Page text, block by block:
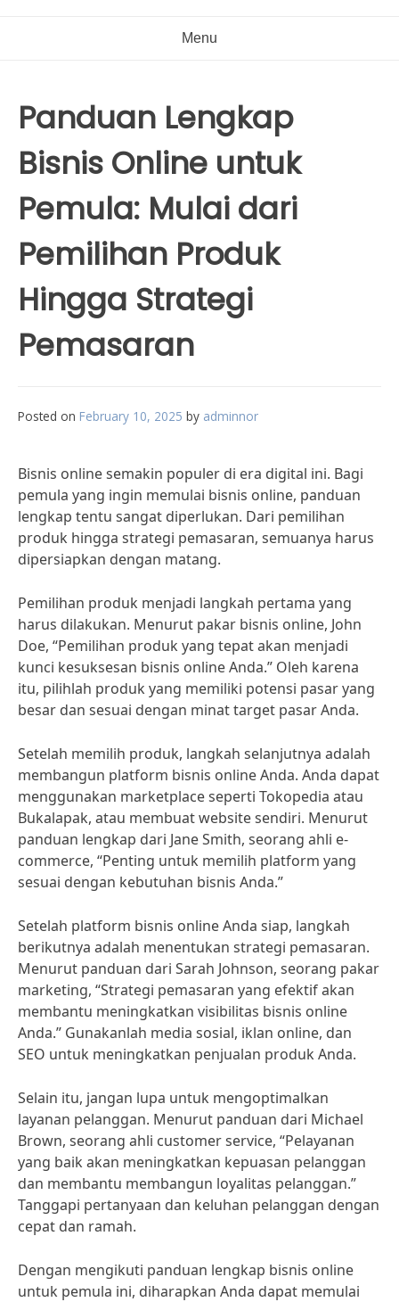
Menu
Panduan Lengkap
Bisnis Online untuk
Pemula: Mulai dari
Pemilihan Produk
Hingga Strategi
Pemasaran
Posted on February 10, 2025 by adminnor
Bisnis online semakin populer di era digital ini. Bagi
pemula yang ingin memulai bisnis online, panduan
lengkap tentu sangat diperlukan. Dari pemilihan
produk hingga strategi pemasaran, semuanya harus
dipersiapkan dengan matang.
Pemilihan produk menjadi langkah pertama yang
harus dilakukan. Menurut pakar bisnis online, John
Doe, “Pemilihan produk yang tepat akan menjadi
kunci kesuksesan bisnis online Anda.” Oleh karena
itu, pilihlah produk yang memiliki potensi pasar yang
besar dan sesuai dengan minat target pasar Anda.
Setelah memilih produk, langkah selanjutnya adalah
membangun platform bisnis online Anda. Anda dapat
menggunakan marketplace seperti Tokopedia atau
Bukalapak, atau membuat website sendiri. Menurut
panduan lengkap dari Jane Smith, seorang ahli e-
commerce, “Penting untuk memilih platform yang
sesuai dengan kebutuhan bisnis Anda.”
Setelah platform bisnis online Anda siap, langkah
berikutnya adalah menentukan strategi pemasaran.
Menurut panduan dari Sarah Johnson, seorang pakar
marketing, “Strategi pemasaran yang efektif akan
membantu meningkatkan visibilitas bisnis online
Anda.” Gunakanlah media sosial, iklan online, dan
SEO untuk meningkatkan penjualan produk Anda.
Selain itu, jangan lupa untuk mengoptimalkan
layanan pelanggan. Menurut panduan dari Michael
Brown, seorang ahli customer service, “Pelayanan
yang baik akan meningkatkan kepuasan pelanggan
dan membantu membangun loyalitas pelanggan.”
Tanggapi pertanyaan dan keluhan pelanggan dengan
cepat dan ramah.
Dengan mengikuti panduan lengkap bisnis online
untuk pemula ini, diharapkan Anda dapat memulai